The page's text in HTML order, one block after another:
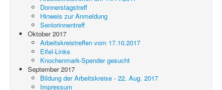
Donnerstagstreff
Hinweis zur Anmeldung
Seniorinnentreff
Oktober 2017
Arbeitskreistreffen vom 17.10.2017
Eifel-Links
Knochenmark-Spender gesucht
September 2017
Bildung der Arbeitskreise - 22. Aug. 2017
Impressum